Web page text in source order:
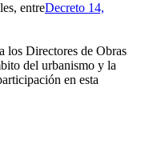
entreDecreto 14,
los Directores de Obras
del urbanismo y la
en esta